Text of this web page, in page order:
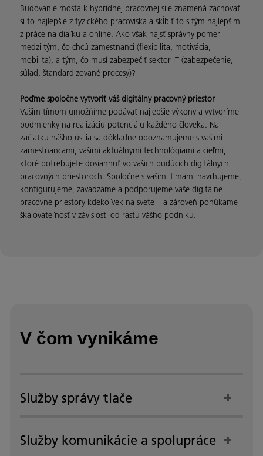
Budovanie mosta k hybridnej pracovnej sile znamená zachovať
si to najlepšie z fyzického pracoviska a skĺbiť to s tým najlepším
z práce na diaľku a online. Ako však nájsť správny pomer
medzi tým, čo chcú zamestnanci (flexibilita, motivácia,
mobilita), a tým, čo musí zabezpečiť sektor IT (zabezpečenie,
súlad, štandardizované procesy)?
Poďme spoločne vytvoriť váš digitálny pracovný priestor
Vašim tímom umožňíme podávať najlepšie výkony a vytvoríme
podmienky na realizáciu potenciálu každého človeka. Na
začiatku nášho úsilia sa dôkladne oboznamujeme s vašimi
zamestnancami, vašimi aktuálnymi technológiami a cieľmi,
ktoré potrebujete dosiahnuť vo vašich budúcich digitálnych
pracovných priestoroch. Spoločne s vašimi tímami navrhujeme,
konfigurujeme, zavádzame a podporujeme vaše digitálne
pracovné priestory kdekoľvek na svete – a zároveň ponúkame
škálovateľnosť v závislosti od rastu vášho podniku.
V čom vynikáme
Služby správy tlače
Služby komunikácie a spolupráce